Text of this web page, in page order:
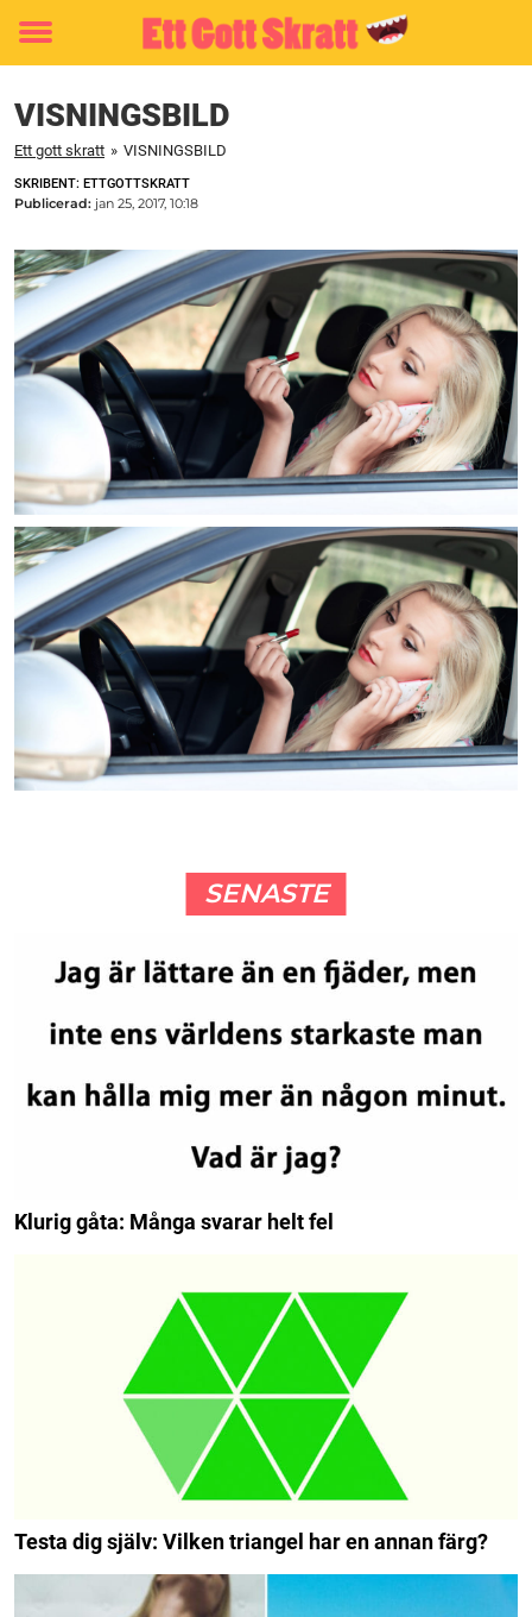
Toggle
VISNINGSBILD
Ett gott skratt » VISNINGSBILD
SKRIBENT: ETTGOTTSKRATT
Publicerad: jan 25, 2017, 10:18
SENASTE
Klurig gåta: Många svarar helt fel
Testa dig själv: Vilken triangel har en annan färg?